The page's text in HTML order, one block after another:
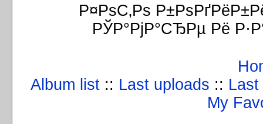
Р¤РѕС‚Рѕ
РЎР°РјР°СЂРµ Рё
Album list :: Last uploads ::
My